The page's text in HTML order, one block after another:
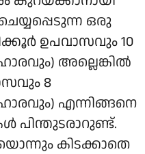
ഒരു
ഉപവാസവും 10
അല്ലെങ്കില്‍
8
എന്നിങ്ങനെ
പിന്തുടരാറുണ്ട്.
കിടക്കാതെ